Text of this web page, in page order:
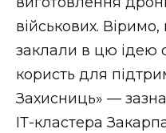
військових.
заклали в цю ідею
користь для
Захисниць» —
ІТ-кластера